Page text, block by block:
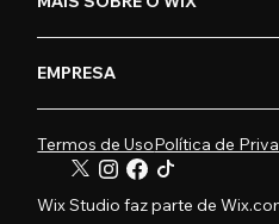
EMPRESA
Termos de UsoPolítica de
Wix Studio faz parte de